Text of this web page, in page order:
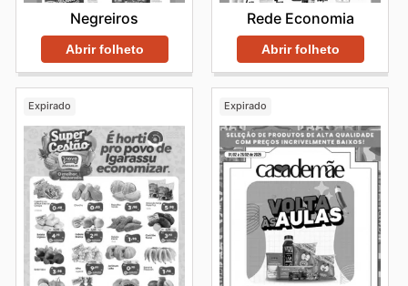
Negreiros
Abrir folheto
Rede Economia
Abrir folheto
Expirado Expirado